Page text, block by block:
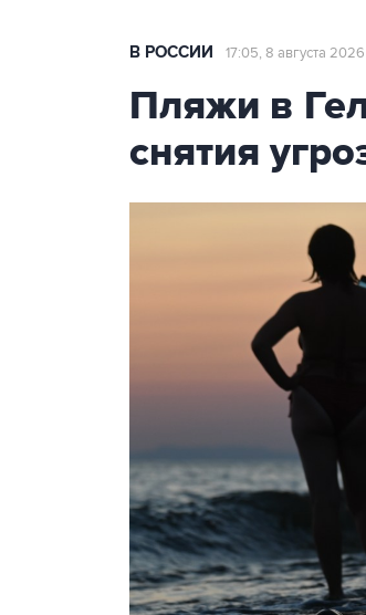
В РОССИИ 17:05, 8 августа 2026
Пляжи в
снятия